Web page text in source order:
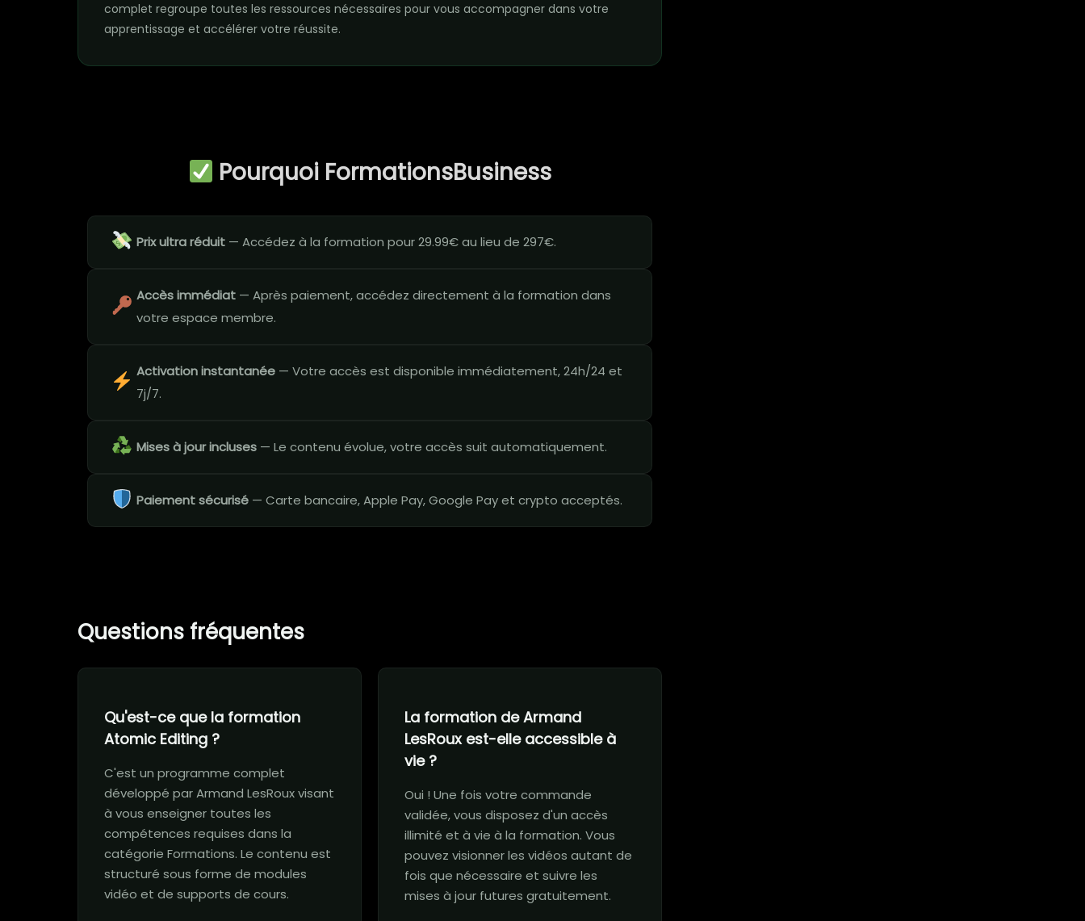
complet regroupe toutes les ressources nécessaires pour vous accompagner dans votre
apprentissage et accélérer votre réussite.
Pourquoi FormationsBusiness
Prix ultra réduit — Accédez à la formation pour 29.99€ au lieu de 297€.
Accès immédiat — Après paiement, accédez directement à la formation dans
votre espace membre.
Activation instantanée — Votre accès est disponible immédiatement, 24h/24 et
7j/7.
Mises à jour incluses — Le contenu évolue, votre accès suit automatiquement.
Paiement sécurisé — Carte bancaire, Apple Pay, Google Pay et crypto acceptés.
Questions fréquentes
Qu'est-ce que la formation
Atomic Editing ?
C'est un programme complet
développé par Armand LesRoux visant
à vous enseigner toutes les
compétences requises dans la
catégorie Formations. Le contenu est
structuré sous forme de modules
vidéo et de supports de cours.
La formation de Armand
LesRoux est-elle accessible à
vie ?
Oui ! Une fois votre commande
validée, vous disposez d'un accès
illimité et à vie à la formation. Vous
pouvez visionner les vidéos autant de
fois que nécessaire et suivre les
mises à jour futures gratuitement.